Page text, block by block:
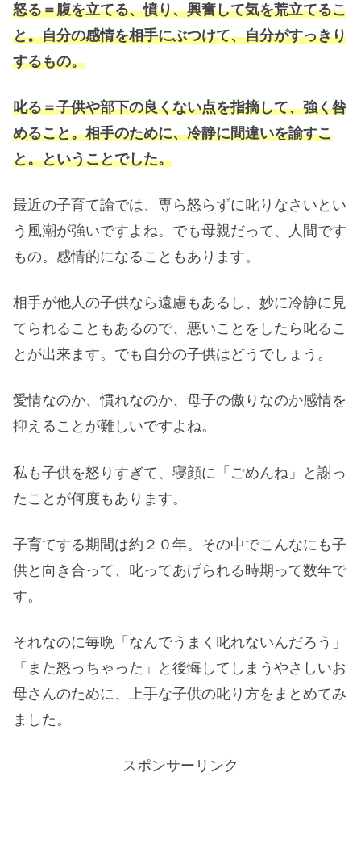
怒る＝腹を立てる、憤り、興奮して気を荒立てるこ
と。自分の感情を相手にぶつけて、自分がすっきり
するもの。
叱る＝子供や部下の良くない点を指摘して、強く咎
めること。相手のために、冷静に間違いを諭すこ
と。ということでした。
最近の子育て論では、専ら怒らずに叱りなさいとい
う風潮が強いですよね。でも母親だって、人間です
もの。感情的になることもあります。
相手が他人の子供なら遠慮もあるし、妙に冷静に見
てられることもあるので、悪いことをしたら叱るこ
とが出来ます。でも自分の子供はどうでしょう。
愛情なのか、慣れなのか、母子の傲りなのか感情を
抑えることが難しいですよね。
私も子供を怒りすぎて、寝顔に「ごめんね」と謝っ
たことが何度もあります。
子育てする期間は約２０年。その中でこんなにも子
供と向き合って、叱ってあげられる時期って数年で
す。
それなのに毎晩「なんでうまく叱れないんだろう」
「また怒っちゃった」と後悔してしまうやさしいお
母さんのために、上手な子供の叱り方をまとめてみ
ました。
スポンサーリンク